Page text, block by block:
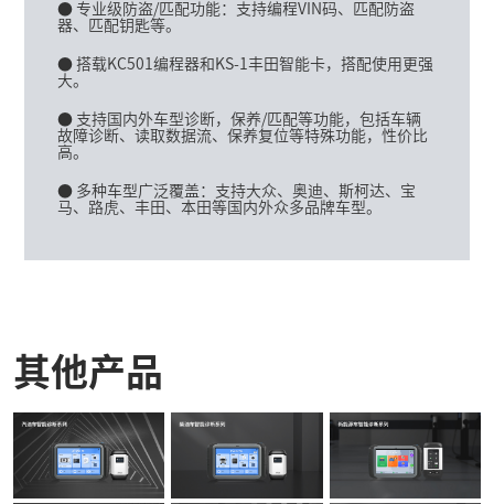
● 专业级防盗/匹配功能：支持编程VIN码、匹配防盗
器、匹配钥匙等。
● 搭载KC501编程器和KS-1丰田智能卡，搭配使用更强
大。
● 支持国内外车型诊断，保养/匹配等功能，包括车辆
故障诊断、读取数据流、保养复位等特殊功能，性价比
高。
● 多种车型广泛覆盖：支持大众、奥迪、斯柯达、宝
马、路虎、丰田、本田等国内外众多品牌车型。
其他产品